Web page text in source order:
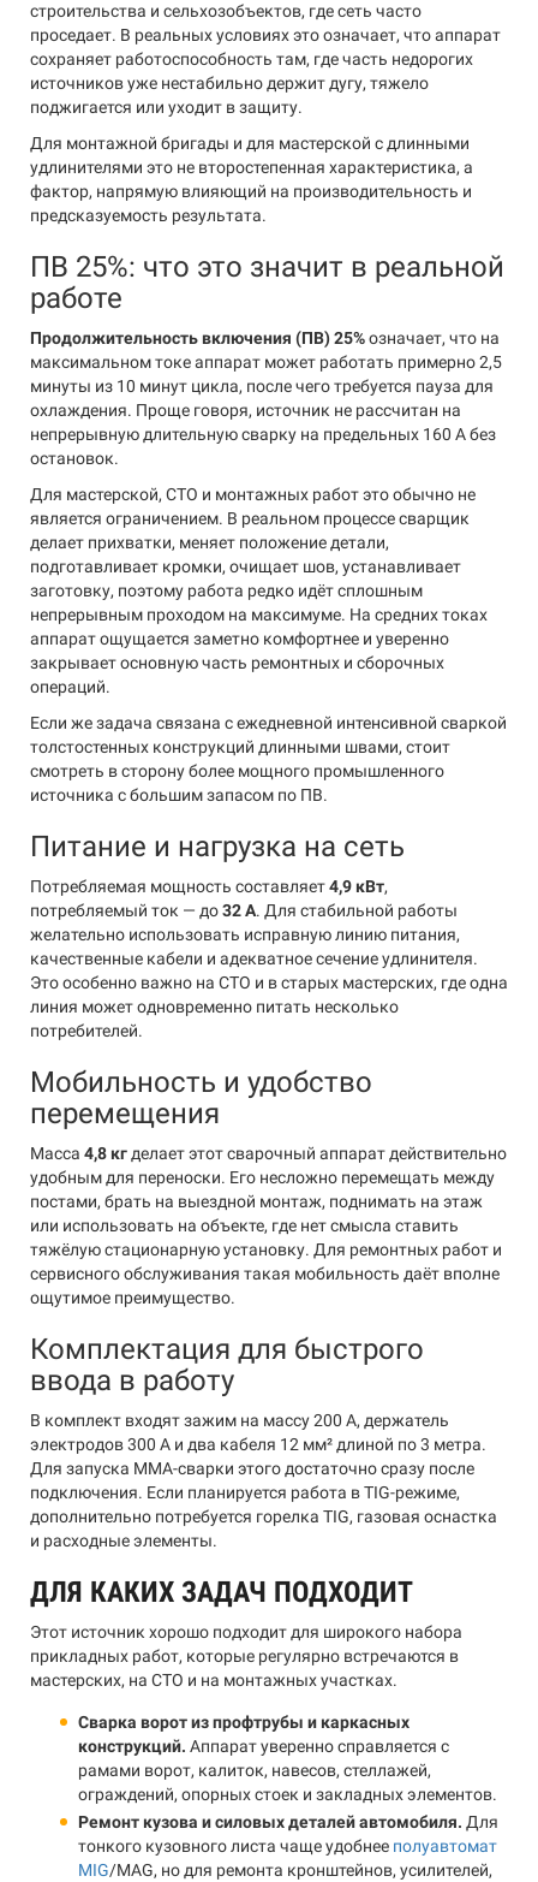
строительства и сельхозобъектов, где сеть часто
проседает. В реальных условиях это означает, что аппарат
сохраняет работоспособность там, где часть недорогих
источников уже нестабильно держит дугу, тяжело
поджигается или уходит в защиту.
Для монтажной бригады и для мастерской с длинными
удлинителями это не второстепенная характеристика, а
фактор, напрямую влияющий на производительность и
предсказуемость результата.
ПВ 25%: что это значит в реальной
работе
Продолжительность включения (ПВ) 25%означает, что на
максимальном токе аппарат может работать примерно 2,5
минуты из 10 минут цикла, после чего требуется пауза для
охлаждения. Проще говоря, источник не рассчитан на
непрерывную длительную сварку на предельных 160 А без
остановок.
Для мастерской, СТО и монтажных работ это обычно не
является ограничением. В реальном процессе сварщик
делает прихватки, меняет положение детали,
подготавливает кромки, очищает шов, устанавливает
заготовку, поэтому работа редко идёт сплошным
непрерывным проходом на максимуме. На средних токах
аппарат ощущается заметно комфортнее и уверенно
закрывает основную часть ремонтных и сборочных
операций.
Если же задача связана с ежедневной интенсивной сваркой
толстостенных конструкций длинными швами, стоит
смотреть в сторону более мощного промышленного
источника с большим запасом по ПВ.
Питание и нагрузка на сеть
Потребляемая мощность составляет4,9 кВт,
потребляемый ток — до32 А. Для стабильной работы
желательно использовать исправную линию питания,
качественные кабели и адекватное сечение удлинителя.
Это особенно важно на СТО и в старых мастерских, где одна
линия может одновременно питать несколько
потребителей.
Мобильность и удобство
перемещения
Масса 4,8 кг делает этот сварочный аппарат действительно
удобным для переноски. Его несложно перемещать между
постами, брать на выездной монтаж, поднимать на этаж
или использовать на объекте, где нет смысла ставить
тяжёлую стационарную установку. Для ремонтных работ и
сервисного обслуживания такая мобильность даёт вполне
ощутимое преимущество.
Комплектация для быстрого
ввода в работу
В комплект входят зажим на массу 200 А, держатель
электродов 300 А и два кабеля 12 мм² длиной по 3 метра.
Для запуска MMA-сварки этого достаточно сразу после
подключения. Если планируется работа в TIG-режиме,
дополнительно потребуется горелка TIG, газовая оснастка
и расходные элементы.
ДЛЯ КАКИХ ЗАДАЧ ПОДХОДИТ
Этот источник хорошо подходит для широкого набора
прикладных работ, которые регулярно встречаются в
мастерских, на СТО и на монтажных участках.
Сварка ворот из профтрубы и каркасных
конструкций. Аппарат уверенно справляется с
рамами ворот, калиток, навесов, стеллажей,
ограждений, опорных стоек и закладных элементов.
Ремонт кузова и силовых деталей автомобиля. Для
тонкого кузовного листа чаще удобнее полуавтомат
MIG/MAG, но для ремонта кронштейнов, усилителей,